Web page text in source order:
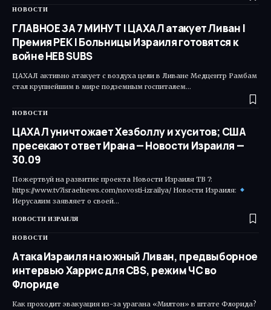
НОВОСТИ
ГЛАВНОЕ ЗА 7 МИНУТ | ЦАХАЛ атакует Ливан |
Премия РЕК | Больницы Израиля готовятся к
войне HEB SUBS
ЦАХАЛ активно атакует с воздуха цели в Ливане Медцентр Рамбам
стал крупнейшим в мире подземным госпиталем…
НОВОСТИ
ЦАХАЛ уничтожает Хезболлу и хуситов; США
пресекают ответ Ирана — Новости Израиля —
30.09
Пожертвуй на развитие проекта Новости Израиля ТВ 7:
https://www.tv7israelnews.com/novosti-izrailya/ Новости Израиля:
Иерусалим заявляет о своей…
НОВОСТИ ИЗРАИЛЯ
НОВОСТИ
Атака Израиля на южный Ливан, предвыборное
интервью Харрис для CBS, режим ЧС во
Флориде
Как проходит эвакуация из-за урагана «Милтон» в штате Флорида?